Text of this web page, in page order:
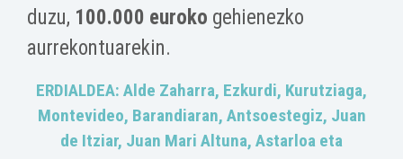
duzu, 100.000 euroko gehienezko
aurrekontuarekin.
ERDIALDEA: Alde Zaharra, Ezkurdi, Kurutziaga,
Montevideo, Barandiaran, Antsoestegiz, Juan
de Itziar, Juan Mari Altuna, Astarloa eta